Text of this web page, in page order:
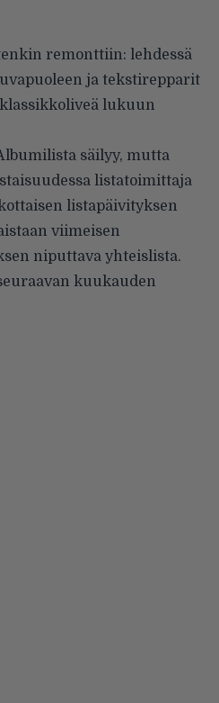
remonttiin: lehdessä
ja tekstirepparit
lukuun
säilyy, mutta
listatoimittaja
listapäivityksen
viimeisen
niputtava yhteislista.
kuukauden